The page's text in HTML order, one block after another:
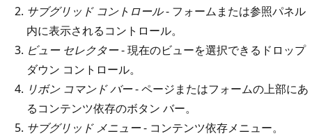
サブグリッド コントロール- フォームまたは参照パネル
内に表示されるコントロール。
ビュー セレクター- 現在のビューを選択できるドロップ
ダウン コントロール。
リボン コマンド バー- ページまたはフォームの上部にあ
るコンテンツ依存のボタン バー。
サブグリッド メニュー- コンテンツ依存メニュー。